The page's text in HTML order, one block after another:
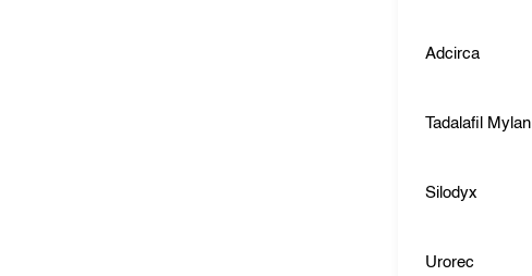
Adcirca
Tadalafil Mylan
Silodyx
Urorec